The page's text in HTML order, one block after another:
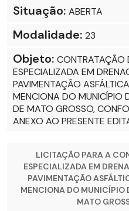
Situação: ABERTA
Modalidade: 23
Objeto: CONTRATAÇÃO
ESPECIALIZADA EM
PAVIMENTAÇÃO
MENCIONA DO MUNICÍPIO
DE MATO GROSSO,
ANEXO AO PRESENTE
LICITAÇÃO PARA A
ESPECIALIZADA EM
PAVIMENTAÇÃO
MENCIONA DO MUNICÍPIO
MATO